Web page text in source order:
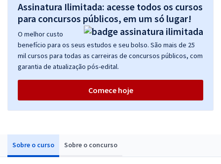
Sobre o curso Sobre o concurso
Assinatura Ilimitada: acesse todos os cursos
para concursos públicos, em um só lugar!
O melhor custo
benefício para os seus estudos e seu bolso. São mais de 25
mil cursos para todas as carreiras de concursos públicos, com
garantia de atualização pós-edital.
Comece hoje